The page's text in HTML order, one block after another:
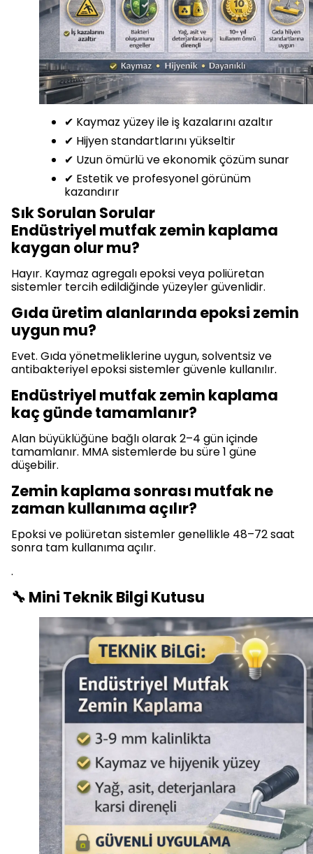
✔ Kaymaz yüzey ile iş kazalarını azaltır
✔ Hijyen standartlarını yükseltir
✔ Uzun ömürlü ve ekonomik çözüm sunar
✔ Estetik ve profesyonel görünüm
kazandırır
Sık Sorulan Sorular
Endüstriyel mutfak zemin kaplama
kaygan olur mu?
Hayır. Kaymaz agregalı epoksi veya poliüretan
sistemler tercih edildiğinde yüzeyler güvenlidir.
Gıda üretim alanlarında epoksi zemin
uygun mu?
Evet. Gıda yönetmeliklerine uygun, solventsiz ve
antibakteriyel epoksi sistemler güvenle kullanılır.
Endüstriyel mutfak zemin kaplama
kaç günde tamamlanır?
Alan büyüklüğüne bağlı olarak 2–4 gün içinde
tamamlanır. MMA sistemlerde bu süre 1 güne
düşebilir.
Zemin kaplama sonrası mutfak ne
zaman kullanıma açılır?
Epoksi ve poliüretan sistemler genellikle 48–72 saat
sonra tam kullanıma açılır.
.
🔧 Mini Teknik Bilgi Kutusu